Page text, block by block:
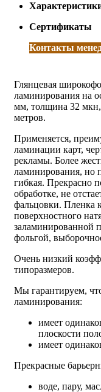
Сертификаты
Контакты
Глянцевая
ламинирования на
мм, толщина 32
метров.
Применяется,
ламинации карт,
рекламы. Более
ламинирования, но
гибкая. Прекрасно
обработке, не
фальцовки. Пленка
поверхностного
заламинированной
фольгой,
Очень низкий
типоразмеров.
Мы гарантируем,
ламинирования:
имеет
плоскости
имеет
Прекрасные
воде, пару,